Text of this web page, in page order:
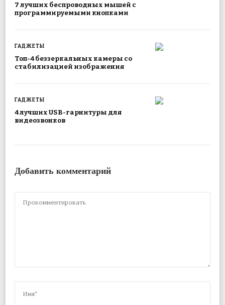
7 лучших беспроводных мышей с
программируемыми кнопками
ГАДЖЕТЫ
Топ-4 беззеркальных камеры со
стабилизацией изображения
ГАДЖЕТЫ
4 лучших USB-гарнитуры для
видеозвонков
Добавить комментарий